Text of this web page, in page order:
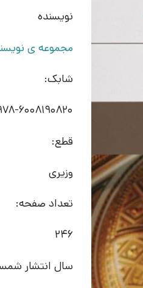
نویسنده
مجموعه ی
شابک:
6008190820
قطع:
وزیری
تعداد صفحه:
246
سال انتشار